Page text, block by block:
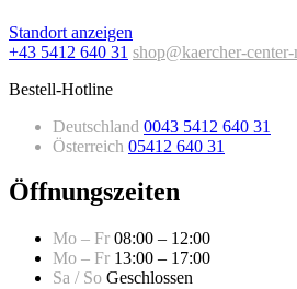
Standort anzeigen
+43 5412 640 31 shop@kaercher-
Bestell-Hotline
Deutschland 0043 5412 640 31
Österreich 05412 640 31
Öffnungszeiten
Mo – Fr 08:00 – 12:00
Mo – Fr 13:00 – 17:00
Sa / So Geschlossen